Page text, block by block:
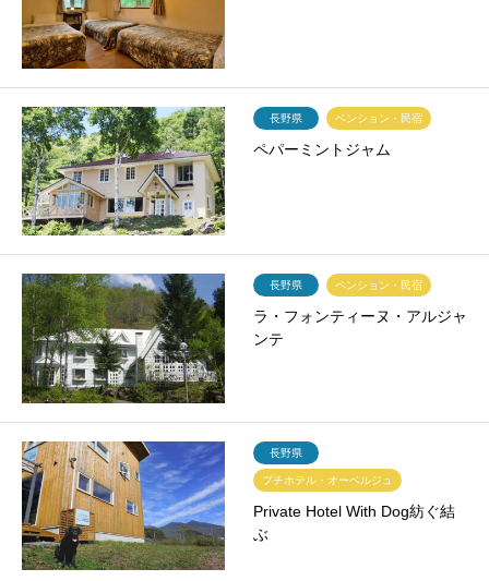
長野県 ペンション・民宿
ペパーミントジャム
長野県 ペンション・民宿
ラ・フォンティーヌ・アルジャ
ンテ
長野県
プチホテル・オーベルジュ
Private Hotel With Dog紡ぐ結
ぶ